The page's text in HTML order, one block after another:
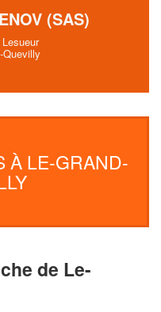
(SAS)
Quevilly
À LE-GRAND-
de Le-